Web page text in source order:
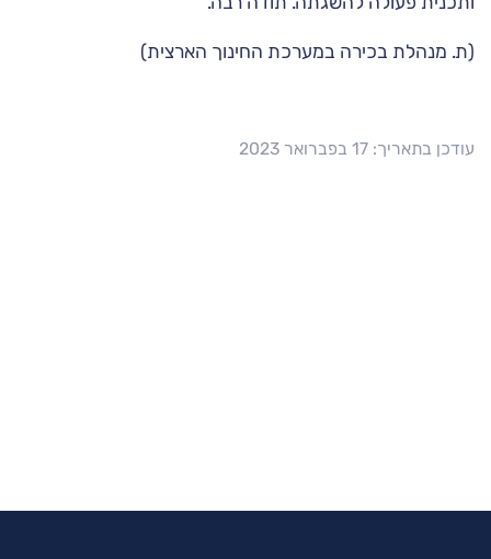
(ת. מנהלת בכירה במערכת החינוך הארצית)
עודכן בתאריך: 17 בפברואר 2023